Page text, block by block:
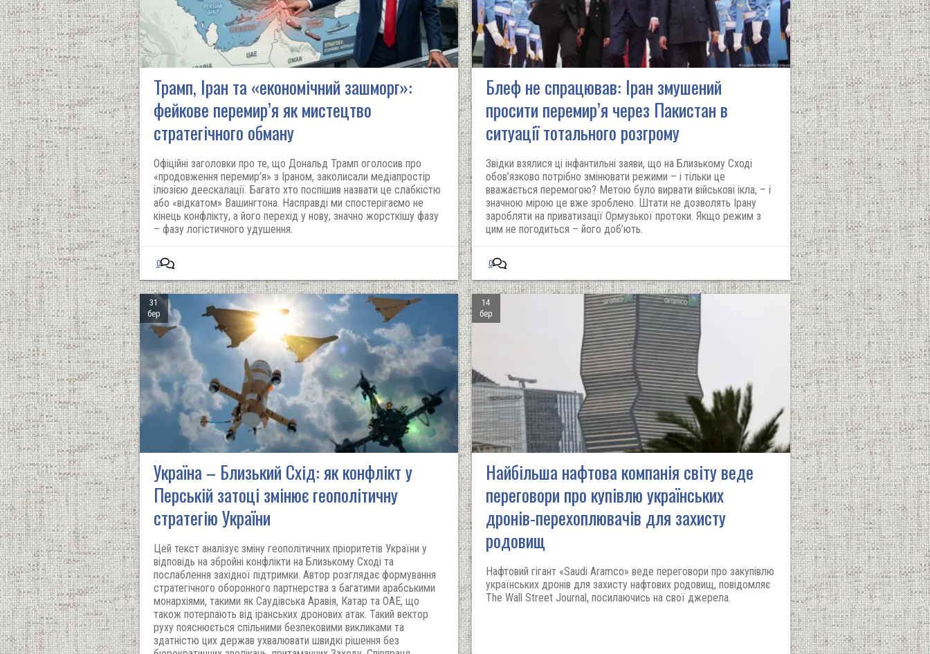
Трамп, Іран та «економічний зашморг»:
фейкове перемир’я як мистецтво
стратегічного обману
Офіційні заголовки про те, що Дональд Трамп оголосив про
«продовження перемир’я» з Іраном, заколисали медіапростір
ілюзією деескалації. Багато хто поспішив назвати це слабкістю
або «відкатом» Вашингтона. Насправді ми спостерігаємо не
кінець конфлікту, а його перехід у нову, значно жорсткішу фазу
– фазу логістичного удушення.
0
Блеф не спрацював: Іран змушений
просити перемир’я через Пакистан в
ситуації тотального розгрому
Звідки взялися ці інфантильні заяви, що на Близькому Сході
обов’язково потрібно змінювати режими – і тільки це
вважається перемогою? Метою було вирвати військові ікла, – і
значною мірою це вже зроблено. Штати не дозволять Ірану
заробляти на приватизації Ормузької протоки. Якщо режим з
цим не погодиться – його доб’ють.
0
31
бер
Україна – Близький Схід: як конфлікт у
Перській затоці змінює геополітичну
стратегію України
Цей текст аналізує зміну геополітичних пріоритетів України у
відповідь на збройні конфлікти на Близькому Сході та
послаблення західної підтримки. Автор розглядає формування
стратегічного оборонного партнерства з багатими арабськими
монархіями, такими як Саудівська Аравія, Катар та ОАЕ, що
також потерпають від іранських дронових атак. Такий вектор
руху пояснюється спільними безпековими викликами та
здатністю цих держав ухвалювати швидкі рішення без
14
бер
Найбільша нафтова компанія світу веде
переговори про купівлю українських
дронів-перехоплювачів для захисту
родовищ
Нафтовий гігант «Saudi Aramco» веде переговори про закупівлю
українських дронів для захисту нафтових родовищ, повідомляє
The Wall Street Journal, посилаючись на свої джерела.